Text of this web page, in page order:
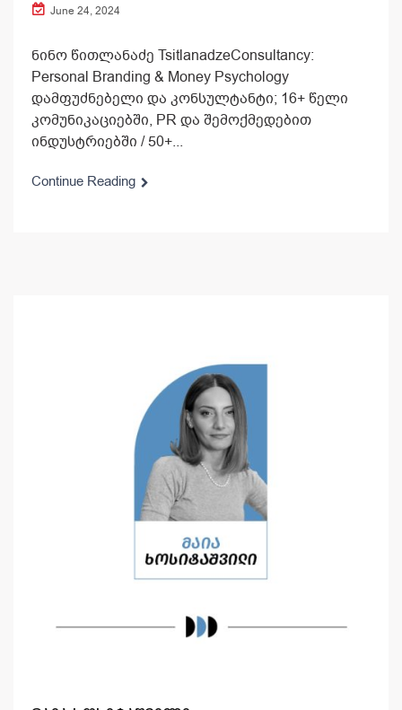
June 24, 2024
ნინო წითლანაძე TsitlanadzeConsultancy:
Personal Branding & Money Psychology
დამფუძნებელი და კონსულტანტი; 16+ წელი
კომუნიკაციებში, PR და შემოქმედებით
ინდუსტრიებში / 50+...
Continue Reading